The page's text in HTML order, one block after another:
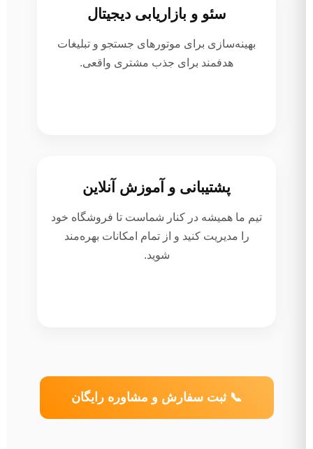
سئو و بازاریابی دیجیتال
بهینه‌سازی برای موتورهای جستجو و تبلیغات
هدفمند برای جذب مشتری واقعی.
پشتیبانی و آموزش آنلاین
تیم ما همیشه در کنار شماست تا فروشگاه خود
را مدیریت کنید و از تمام امکانات بهره‌مند
شوید.
📞 ثبت سفارش و مشاوره رایگان